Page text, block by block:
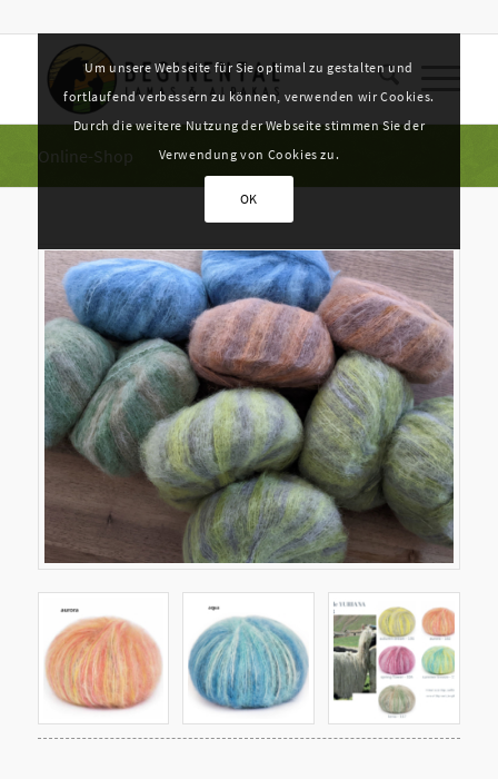
Online-Shop
Um unsere Webseite für Sie optimal zu gestalten und
fortlaufend verbessern zu können, verwenden wir Cookies.
Durch die weitere Nutzung der Webseite stimmen Sie der
Verwendung von Cookies zu.
OK